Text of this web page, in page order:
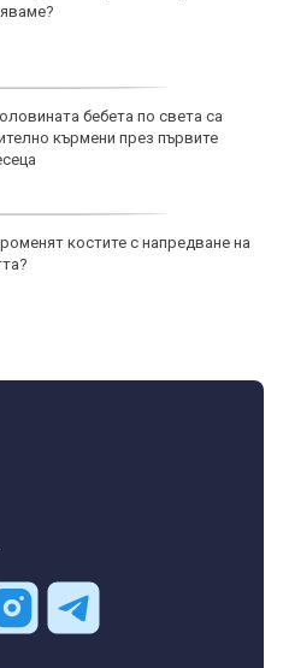
бебета по света са
кърмени през първите
костите с напредване на